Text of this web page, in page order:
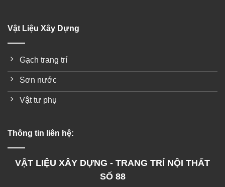
Vật Liệu Xây Dựng
Gạch trang trí
Sơn nước
Vật tư phụ
Thông tin liên hệ:
VẬT LIỆU XÂY DỰNG - TRANG TRÍ NỘI THẤT
SỐ 88